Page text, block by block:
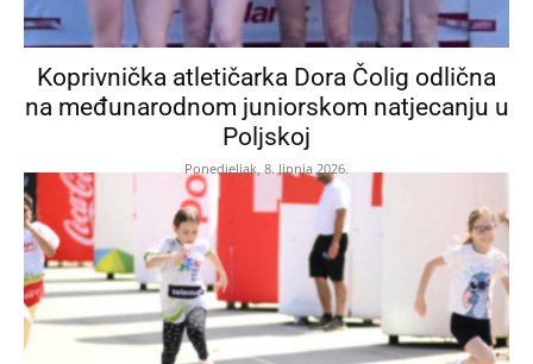
Koprivnička atletičarka Dora Čolig odlična
na međunarodnom juniorskom natjecanju u
Poljskoj
Ponedjeljak, 8. lipnja 2026.